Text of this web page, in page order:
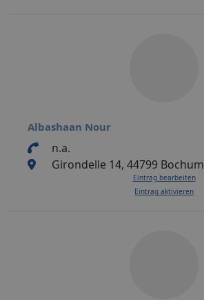
Albashaan Nour
n.a.
Girondelle 14, 44799 Bochum
Eintrag bearbeiten
Eintrag aktivieren